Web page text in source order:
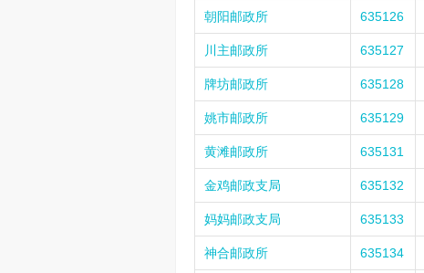
朝阳邮政所 635126
川主邮政所 635127
牌坊邮政所 635128
姚市邮政所 635129
黄滩邮政所 635131
金鸡邮政支局 635132
妈妈邮政支局 635133
神合邮政所 635134